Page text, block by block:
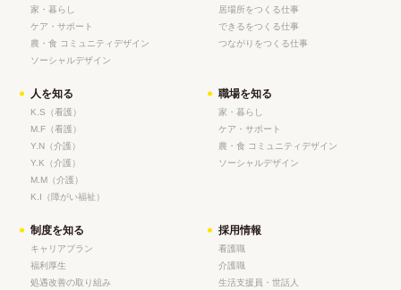
家・暮らし
ケア・サポート
農・食 コミュニティデザイン
ソーシャルデザイン
居場所をつくる仕事
できるをつくる仕事
つながりをつくる仕事
人を知る
K.S（看護）
M.F（看護）
Y.N（介護）
Y.K（介護）
M.M（介護）
K.I（障がい福祉）
職場を知る
家・暮らし
ケア・サポート
農・食 コミュニティデザイン
ソーシャルデザイン
制度を知る
キャリアプラン
福利厚生
処遇改善の取り組み
採用情報
看護職
介護職
生活支援員・世話人